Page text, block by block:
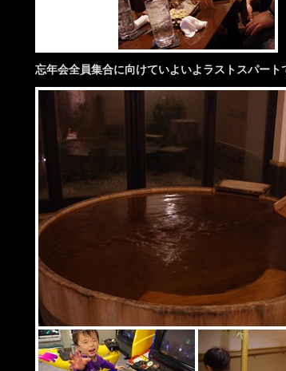
忘年会全員集合に向けていよいよラストスパート